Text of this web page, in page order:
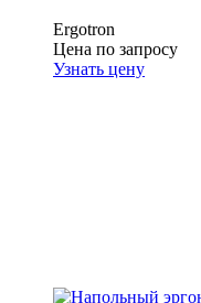
Ergotron
Цена по запросу
Узнать цену